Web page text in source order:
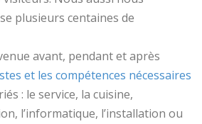
plusieurs centaines de
avant, pendant et après
et les compétences nécessaires
: le service, la cuisine,
l’informatique, l’installation ou